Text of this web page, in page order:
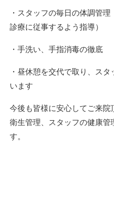
・スタッフの毎日の体調管
診療に従事するよう指導）
・手洗い、手指消毒の徹底
・昼休憩を交代で取り、ス
います
今後も皆様に安心してご来
衛生管理、スタッフの健康管
す。